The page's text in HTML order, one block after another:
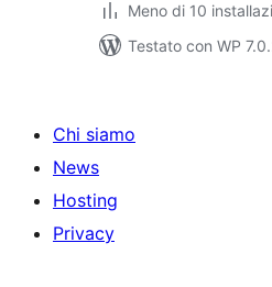
Meno di 10
Testato con WP
Chi siamo
News
Hosting
Privacy